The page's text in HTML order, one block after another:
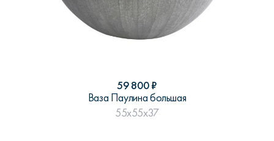
59 800₽
Ваза Паулина большая
55x55x37